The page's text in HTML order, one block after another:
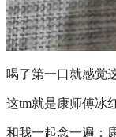
喝了第一口就感觉
这tm就是康师傅冰
和我一起念一遍：